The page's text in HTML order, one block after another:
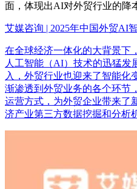
面，体现出AI对外贸行业的降
艾媒咨询 | 2025年中国外贸AI
在全球经济一体化的大背景下
人工智能（AI）技术的迅猛发
入，外贸行业也迎来了智能化
渐渗透到外贸业务的各个环节
运营方式，为外贸企业带来了
济产业第三方数据挖掘和分析